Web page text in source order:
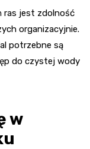
ras jest zdolność
organizacyjnie.
potrzebne są
do czystej wody
w